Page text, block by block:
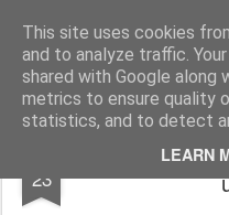
This site uses cookies
and to analyze traffic.
shared with Google along
metrics to ensure quality
statistics, and to detect
LEARN
BTB concept Media
23
F-16 und